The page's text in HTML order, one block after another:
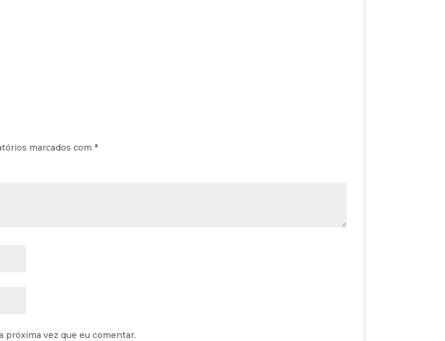
marcados com*
próxima vez que eu comentar.